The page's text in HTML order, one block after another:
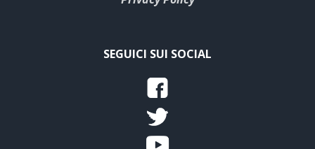
SEGUICI SUI SOCIAL